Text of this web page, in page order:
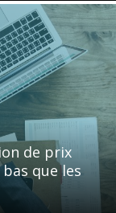
de prix
que les